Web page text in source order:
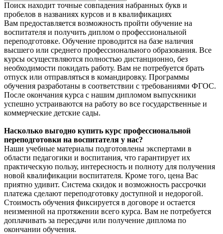
Поиск находит точные совпадения набранных букв и
пробелов в названиях курсов и в квалификациях
Вам предоставляется возможность пройти обучение на
воспитателя и получить диплом о профессиональной
переподготовке. Обучение проводится на базе наличия
высшего или среднего профессионального образования. Все
курсы осуществляются полностью дистанционно, без
необходимости покидать работу. Вам не потребуется брать
отпуск или отправляться в командировку. Программы
обучения разработаны в соответствии с требованиями ФГОС.
После окончания курса с нашим дипломом выпускники
успешно устраиваются на работу во все государственные и
коммерческие детские сады.
Насколько выгодно купить курс профессиональной
переподготовки на воспитателя у нас?
Наши учебные материалы подготовлены экспертами в
области педагогики и воспитания, что гарантирует их
практическую пользу, интересность и полноту для получения
новой квалификации воспитателя. Кроме того, цена Вас
приятно удивит. Система скидок и возможность рассрочки
платежа сделают переподготовку доступной и недорогой.
Стоимость обучения фиксируется в договоре и остается
неизменной на протяжении всего курса. Вам не потребуется
доплачивать за пересдачи или получение диплома по
окончании обучения.